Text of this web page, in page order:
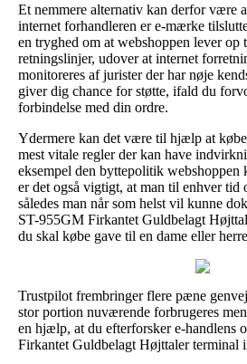
Et nemmere alternativ kan derfor være
internet forhandleren er e-mærke
en tryghed om at webshoppen lever op
retningslinjer, udover at internet
monitoreres af jurister der har nøje
giver dig chance for støtte, ifald du
forbindelse med din ordre.
Ydermere kan det være til hjælp at
mest vitale regler der kan have
eksempel den byttepolitik webshoppen
er det også vigtigt, at man til enhver tid
således man når som helst vil kunne
ST-955GM Firkantet Guldbelagt
du skal købe gave til en dame eller
Trustpilot frembringer flere pæne
stor portion nuværende forbrugeres
en hjælp, at du efterforsker e-handlens
Firkantet Guldbelagt Højttaler terminal